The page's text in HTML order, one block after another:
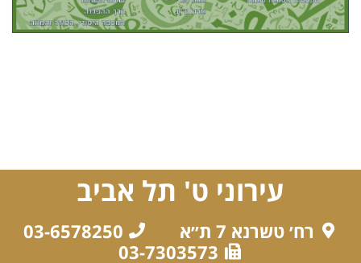
עירוני ט' תל אביב
רח׳ טשרנא 7 ת״א
03-6578250
03-7303573